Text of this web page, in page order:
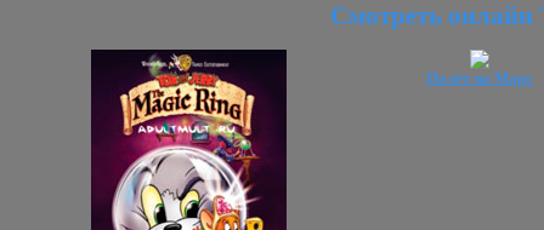
Смотреть
Полёт на Марс